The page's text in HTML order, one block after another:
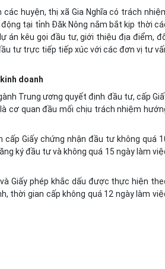
huyện, thị xã Gia Nghĩa có trách
tại tỉnh Đăk Nông nắm bắt kịp thời
án kêu gọi đầu tư, giới thiệu địa điểm,
tư trực tiếp tiếp xúc với các đơn vị tư
doanh
Trung ương quyết định đầu tư, cấp
cơ quan đầu mối chịu trách nhiệm
Giấy chứng nhận đầu tư không quá
ký đầu tư và không quá 15 ngày làm
Giấy phép khắc dấu được thực hiện
thời gian cấp không quá 12 ngày làm